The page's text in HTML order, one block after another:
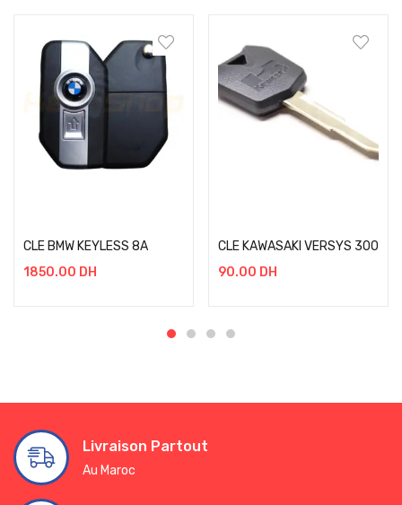
CLE BMW KEYLESS 8A
1850.00 DH
CLE KAWASAKI VERSYS 300
90.00 DH
Livraison Partout
Au Maroc